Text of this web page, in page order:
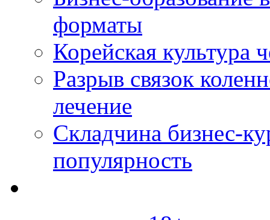
форматы
Корейская культура
Разрыв связок
лечение
Складчина бизнес-
популярность